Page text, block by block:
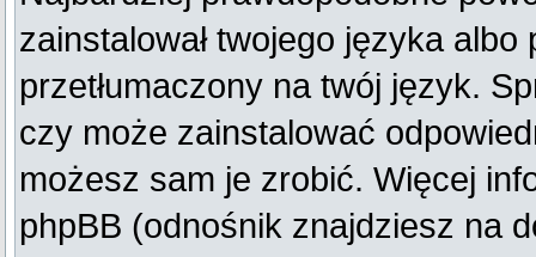
zainstalował twojego języka
przetłumaczony na twój język.
czy może zainstalować
możesz sam je zrobić. Więcej
phpBB (odnośnik znajdziesz na